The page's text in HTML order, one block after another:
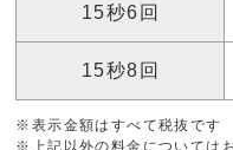
15秒6回
15秒8回
※表示金額はすべて税抜です
※上記以外の料金については